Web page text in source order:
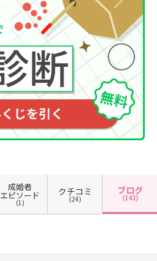
成婚者
エピソード
(1)
クチコミ
(24)
ブログ
(142)